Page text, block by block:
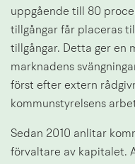
uppgående till 80
tillgångar får placeras
tillgångar. Detta ger en
marknadens
först efter extern
kommunstyrelsens
Sedan 2010 anlitar
förvaltare av kapitalet.